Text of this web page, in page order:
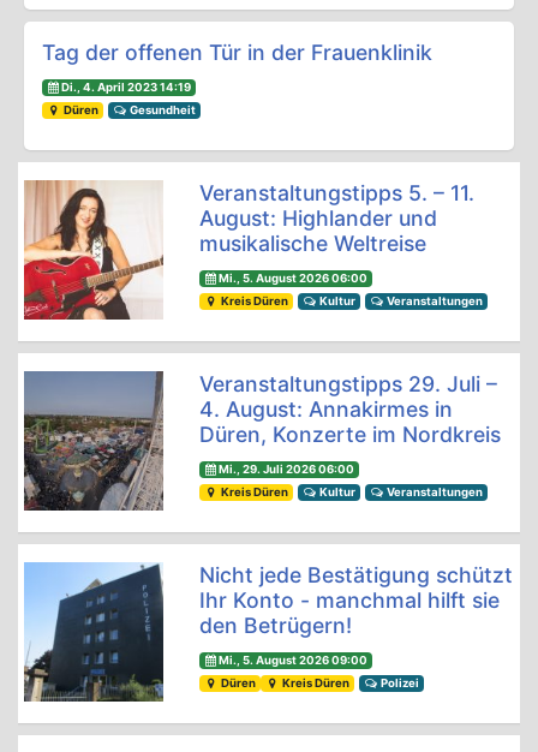
Tag der offenen Tür in der Frauenklinik
Di., 4. April 2023 14:19
Düren
Gesundheit
Veranstaltungstipps 5. – 11.
August: Highlander und
musikalische Weltreise
Mi., 5. August 2026 06:00
Kreis Düren
Kultur Veranstaltungen
Veranstaltungstipps 29. Juli –
4. August: Annakirmes in
Düren, Konzerte im Nordkreis
Mi., 29. Juli 2026 06:00
Kreis Düren
Kultur Veranstaltungen
Nicht jede Bestätigung schützt
Ihr Konto - manchmal hilft sie
den Betrügern!
Mi., 5. August 2026 09:00
Düren
Kreis Düren Polizei